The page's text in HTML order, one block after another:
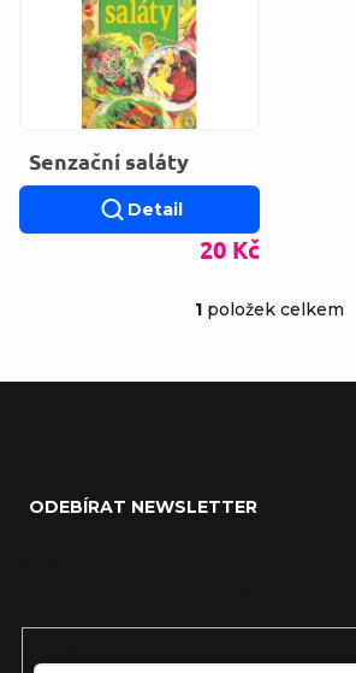
Senzační saláty
20 Kč
Detail
1 položek celkem
ODEBÍRAT NEWSLETTER